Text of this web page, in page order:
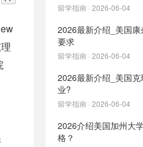
留学指南 · 2026-06-04
2026最新介绍_美国
要求
留学指南 · 2026-06-04
2026最新介绍_美国
业?
留学指南 · 2026-06-04
2026介绍美国加州大
格？